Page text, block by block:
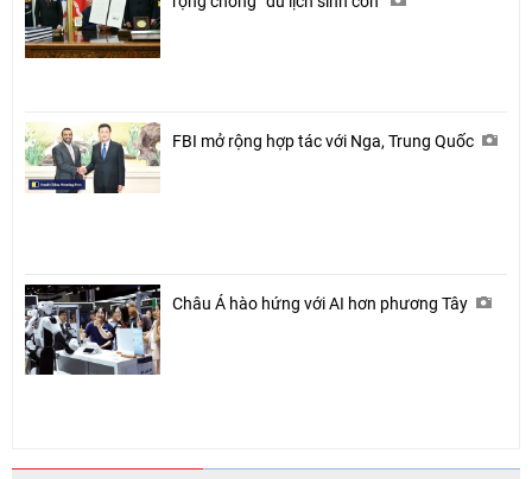
FBI mở rộng hợp tác với Nga, Trung Quốc
Châu Á hào hứng với AI hơn phương Tây